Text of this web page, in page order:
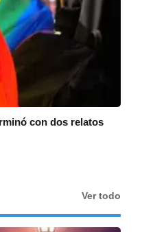
con dos relatos
Ver todo